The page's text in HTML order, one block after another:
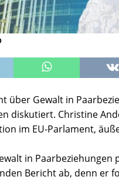
über Gewalt in
diskutiert. Christine
im EU-Parlament,
in
Bericht ab, denn er